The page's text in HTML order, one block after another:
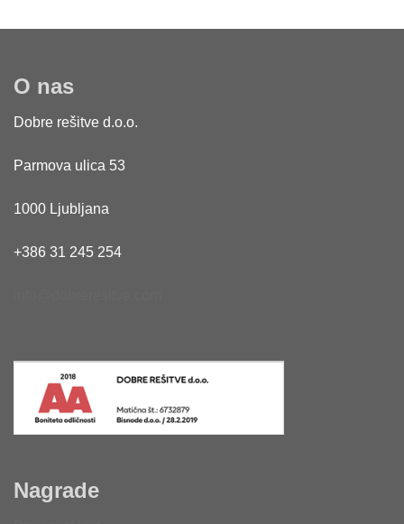
O nas
Dobre rešitve d.o.o.
Parmova ulica 53
1000 Ljubljana
+386 31 245 254
Nagrade